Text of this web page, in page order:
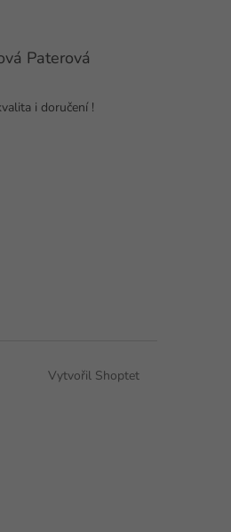
Paterová
je 5 z 5 hvězdiček.
i doručení !
Vytvořil Shoptet